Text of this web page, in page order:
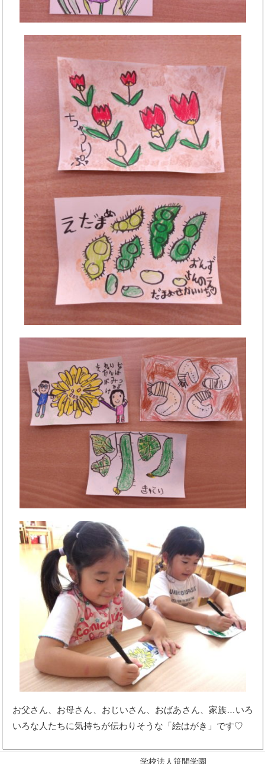
お父さん、お母さん、おじいさん、おばあさん、家族…いろ
いろな人たちに気持ちが伝わりそうな「絵はがき」です♡
学校法人笹間学園